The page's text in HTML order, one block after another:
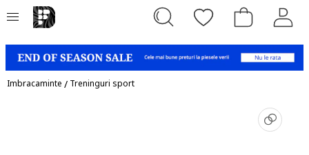
Imbracaminte / Treninguri sport